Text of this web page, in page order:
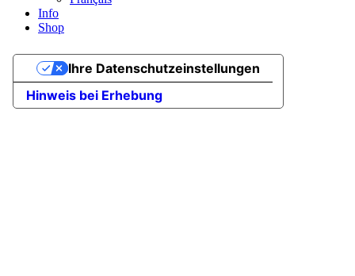
Info
Shop
Hinweis bei Erhebung
Ihre Datenschutzeinstellungen